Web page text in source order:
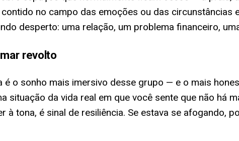
no campo das emoções ou das
desperto: uma relação, um problema financeiro,
revolto
é o sonho mais imersivo desse grupo — e o mais
situação da vida real em que você sente que não há
à tona, é sinal de resiliência. Se estava se afogando,